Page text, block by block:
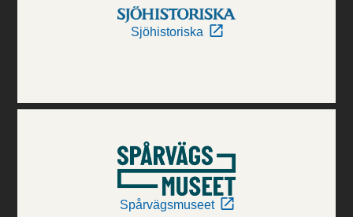
Sjöhistoriska
Spårvägsmuseet